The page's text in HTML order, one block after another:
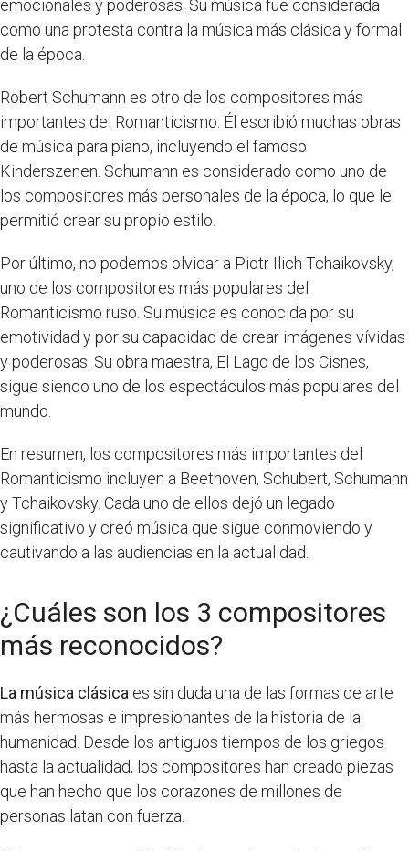
emocionales y poderosas. Su música fue considerada
como una protesta contra la música más clásica y formal
de la época.
Robert Schumann es otro de los compositores más
importantes del Romanticismo. Él escribió muchas obras
de música para piano, incluyendo el famoso
Kinderszenen. Schumann es considerado como uno de
los compositores más personales de la época, lo que le
permitió crear su propio estilo.
Por último, no podemos olvidar a Piotr Ilich Tchaikovsky,
uno de los compositores más populares del
Romanticismo ruso. Su música es conocida por su
emotividad y por su capacidad de crear imágenes vívidas
y poderosas. Su obra maestra, El Lago de los Cisnes,
sigue siendo uno de los espectáculos más populares del
mundo.
En resumen, los compositores más importantes del
Romanticismo incluyen a Beethoven, Schubert, Schumann
y Tchaikovsky. Cada uno de ellos dejó un legado
significativo y creó música que sigue conmoviendo y
cautivando a las audiencias en la actualidad.
¿Cuáles son los 3 compositores
más reconocidos?
La música clásica es sin duda una de las formas de arte
más hermosas e impresionantes de la historia de la
humanidad. Desde los antiguos tiempos de los griegos
hasta la actualidad, los compositores han creado piezas
que han hecho que los corazones de millones de
personas latan con fuerza.